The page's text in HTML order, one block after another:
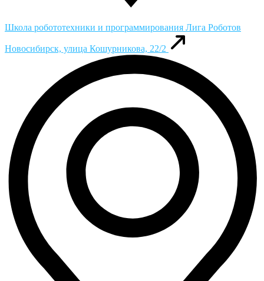
Школа робототехники и программирования Лига Роботов
Новосибирск, улица Кошурникова, 22/2